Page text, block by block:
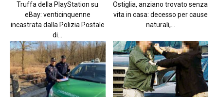
Truffa della PlayStation su
eBay: venticinquenne
incastrata dalla Polizia Postale
di...
Ostiglia, anziano trovato senza
vita in casa: decesso per cause
naturali,...